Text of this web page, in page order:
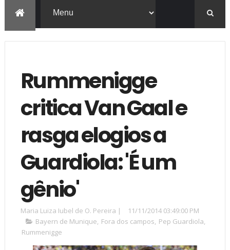
Rummenigge
critica Van Gaal e
rasga elogios a
Guardiola: 'É um
gênio'
Maria Luiza Iubel de O. Pereira |
11/11/2014 03:49:00 PM
Bayern de Munique, Fora dos campos, Pep Guardiola,
Rummenigge